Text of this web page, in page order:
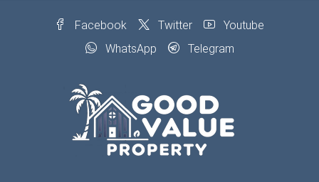
Facebook Twitter
Youtube
WhatsApp
Telegram